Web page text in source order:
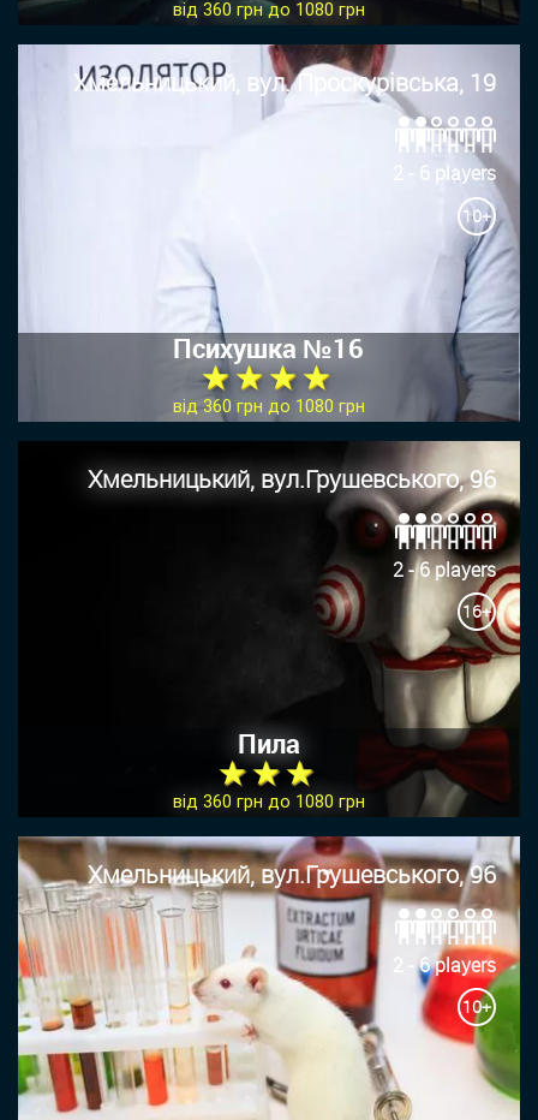
від 360 грн до 1080 грн
Хмельницький, вул. Проскурівська, 19
2 - 6 players
10+
Психушка №16
★ ★ ★ ★
від 360 грн до 1080 грн
Хмельницький, вул.Грушевського, 96
2 - 6 players
16+
Пила
★ ★ ★
від 360 грн до 1080 грн
Хмельницький, вул.Грушевського, 96
2 - 6 players
10+